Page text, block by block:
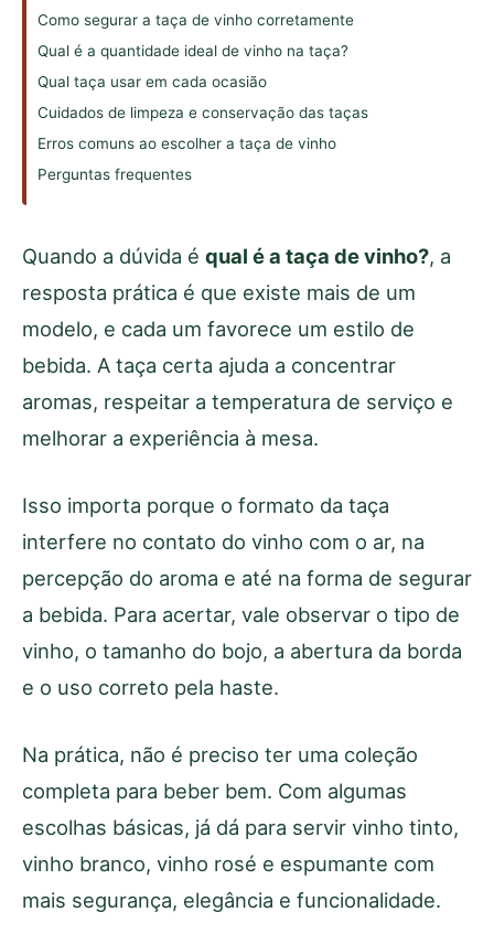
Como segurar a taça de vinho corretamente
Qual é a quantidade ideal de vinho na taça?
Qual taça usar em cada ocasião
Cuidados de limpeza e conservação das taças
Erros comuns ao escolher a taça de vinho
Perguntas frequentes
Quando a dúvida é qual é a taça de vinho?, a
resposta prática é que existe mais de um
modelo, e cada um favorece um estilo de
bebida. A taça certa ajuda a concentrar
aromas, respeitar a temperatura de serviço e
melhorar a experiência à mesa.
Isso importa porque o formato da taça
interfere no contato do vinho com o ar, na
percepção do aroma e até na forma de segurar
a bebida. Para acertar, vale observar o tipo de
vinho, o tamanho do bojo, a abertura da borda
e o uso correto pela haste.
Na prática, não é preciso ter uma coleção
completa para beber bem. Com algumas
escolhas básicas, já dá para servir vinho tinto,
vinho branco, vinho rosé e espumante com
mais segurança, elegância e funcionalidade.